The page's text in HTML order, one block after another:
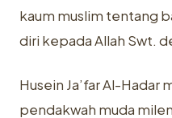
kaum muslim tentang
diri kepada Allah Swt.
Husein Ja’far Al-Hadar
pendakwah muda